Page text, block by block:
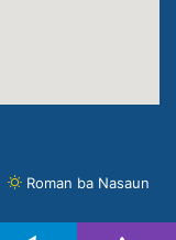
Roman ba Nasaun